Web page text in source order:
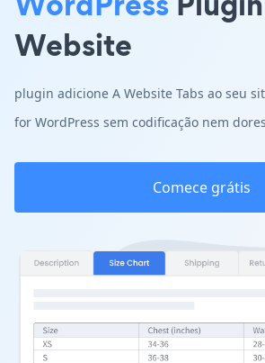
Website
plugin adicione A Website Tabs ao seu
for WordPress sem codificação nem
Comece grátis